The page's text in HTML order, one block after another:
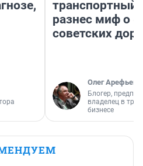
транспортный
разнес миф о
советских
Олег Арефьев
Блогер,
владелец в
бизнесе